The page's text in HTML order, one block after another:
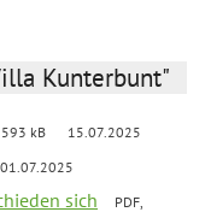
Kunterbunt"
593 kB 15.07.2025
01.07.2025
sich PDF,